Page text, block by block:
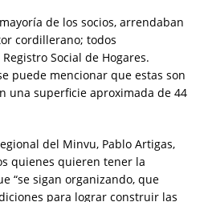
de los socios, arrendaban
cordillerano; todos
Social de Hogares.
puede mencionar que estas son
una superficie aproximada de 44
del Minvu, Pablo Artigas,
quienes quieren tener la
“se sigan organizando, que
para lograr construir las